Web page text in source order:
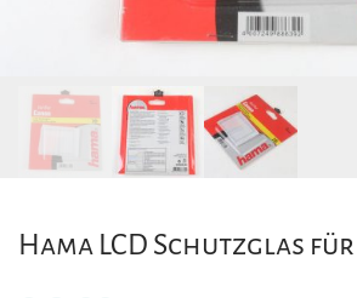
Hama LCD Schutzglas